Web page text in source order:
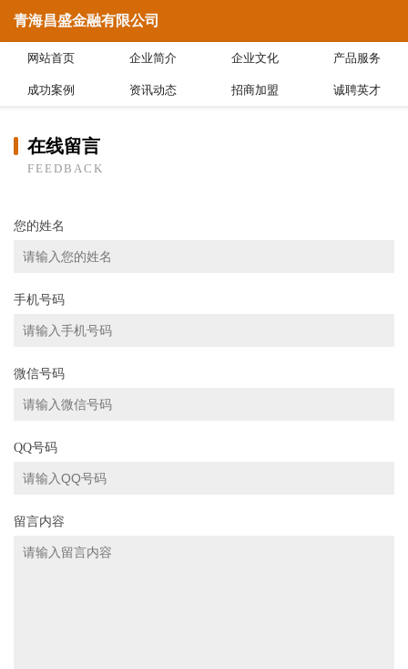
青海昌盛金融有限公司
网站首页 企业简介 企业文化 产品服务
成功案例 资讯动态 招商加盟 诚聘英才
在线留言
FEEDBACK
您的姓名
手机号码
微信号码
QQ号码
留言内容